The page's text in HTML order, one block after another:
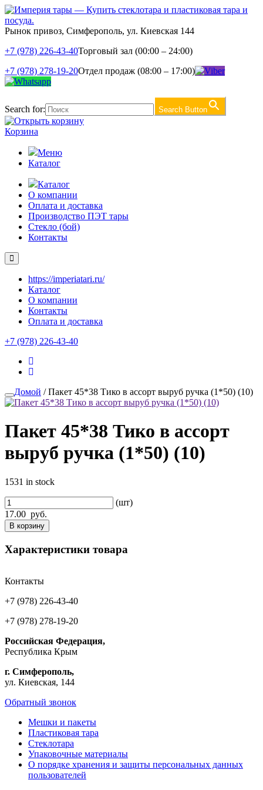
Рынок привоз, Симферополь, ул. Киевская 144
+7 (978) 226-43-40Торговый зал (00:00 – 24:00)
+7 (978) 278-19-20Отдел продаж (08:00 – 17:00)
Search for: Search Button
Корзина
Меню
Каталог
Каталог
О компании
Оплата и доставка
Производство ПЭТ тары
Стекло (бой)
Контакты
https://imperiatari.ru/
Каталог
О компании
Контакты
Оплата и доставка
+7 (978) 226-43-40
Домой / Пакет 45*38 Тико в ассорт выруб ручка (1*50) (10)
Пакет 45*38 Тико в ассорт
выруб ручка (1*50) (10)
1531 in stock
(шт)
17.00 руб.
В корзину
Характеристики товара
Контакты
+7 (978) 226-43-40
+7 (978) 278-19-20
Российская Федерация,
Республика Крым
г. Симферополь,
ул. Киевская, 144
Обратный звонок
Мешки и пакеты
Пластиковая тара
Стеклотара
Упаковочные материалы
О порядке хранения и защиты персональных данных
пользователей